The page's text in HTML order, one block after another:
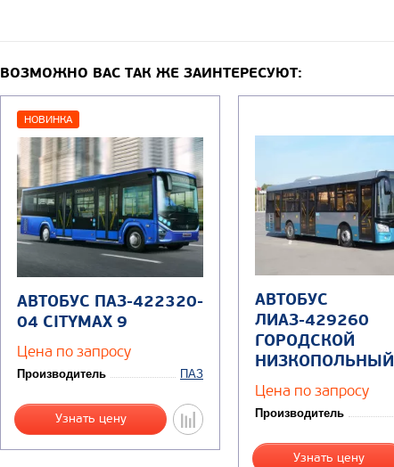
ВОЗМОЖНО ВАС ТАК ЖЕ ЗАИНТЕРЕСУЮТ:
НОВИНКА
АВТОБУС ПАЗ-422320-
04 CITYMAX 9
Цена по запросу
Производитель ПАЗ
Узнать цену
АВТОБУС
ЛИАЗ-429260
ГОРОДСКОЙ
НИЗКОПОЛЬНЫЙ
Цена по запросу
Производитель
Узнать цену